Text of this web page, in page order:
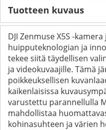
Tuotteen kuvaus
DJI Zenmuse X5S -
huipputeknologian ja
tekee siitä täydellisen
ja videokuvaajille. Tämä
poikkeuksellisen
kaikenlaisissa
varustettu parannellulla
mahdollistaa
kohinasuhteen ja värien